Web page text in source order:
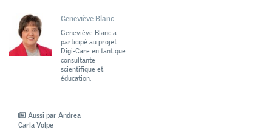
Geneviève Blanc
Geneviève Blanc a
participé au projet
Digi-Care en tant que
consultante
scientifique et
éducation.
Aussi par Andrea
Carla Volpe